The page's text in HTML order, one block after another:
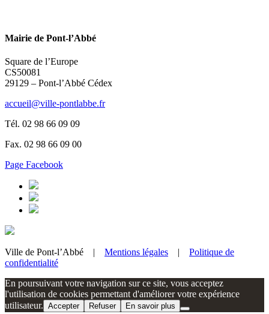
Mairie de Pont-l’Abbé
Square de l’Europe
CS50081
29129 – Pont-l’Abbé Cédex
accueil@ville-pontlabbe.fr
Tél. 02 98 66 09 09
Fax. 02 98 66 09 00
Page Facebook
Ville de Pont-l’Abbé | Mentions légales | Politique de
confidentialité
En poursuivant votre navigation sur ce site, vous acceptez
l'utilisation de cookies permettant d'améliorer votre expérience
utilisateur. Accepter Refuser En savoir plus